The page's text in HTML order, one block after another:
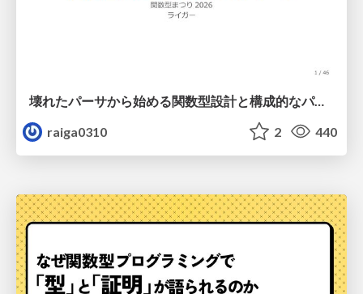
壊れたパーサから始める関数型設計と構成的なパーサ #fp_matsuri
raiga0310
2 440